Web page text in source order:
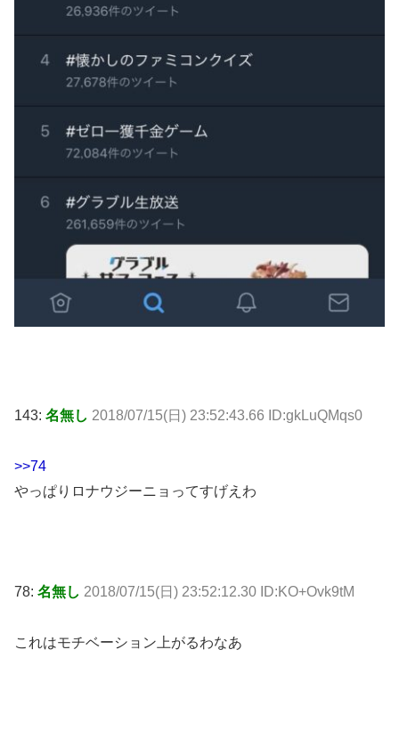
143: 名無し 2018/07/15(日) 23:52:43.66 ID:gkLuQMqs0
>>74
やっぱりロナウジーニョってすげえわ
78: 名無し 2018/07/15(日) 23:52:12.30 ID:KO+Ovk9tM
これはモチベーション上がるわなあ